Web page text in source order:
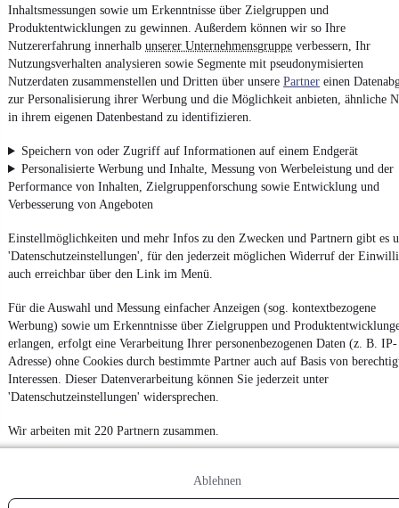
Inhaltsmessungen sowie um Erkenntnisse über Zielgruppen und
Produktentwicklungen zu gewinnen. Außerdem können wir so Ihre
Nutzererfahrung innerhalb unserer Unternehmensgruppe verbessern, Ihr
Nutzungsverhalten analysieren sowie Segmente mit pseudonymisierten
Nutzerdaten zusammenstellen und Dritten über unsere Partner einen
zur Personalisierung ihrer Werbung und die Möglichkeit anbieten, ähnliche
in ihrem eigenen Datenbestand zu identifizieren.
Speichern von oder Zugriff auf Informationen auf einem Endgerät
Personalisierte Werbung und Inhalte, Messung von Werbeleistung und der
Performance von Inhalten, Zielgruppenforschung sowie Entwicklung und
Verbesserung von Angeboten
Einstellmöglichkeiten und mehr Infos zu den Zwecken und Partnern gibt es
'Datenschutzeinstellungen', für den jederzeit möglichen Widerruf der
auch erreichbar über den Link im Menü.
Für die Auswahl und Messung einfacher Anzeigen (sog. kontextbezogene
Werbung) sowie um Erkenntnisse über Zielgruppen und
erlangen, erfolgt eine Verarbeitung Ihrer personenbezogenen Daten (z. B. IP-
Adresse) ohne Cookies durch bestimmte Partner auch auf Basis von
Interessen. Dieser Datenverarbeitung können Sie jederzeit unter
'Datenschutzeinstellungen' widersprechen.
Wir arbeiten mit 220 Partnern zusammen.
Ablehnen
Datenschutzeinstellungen
Erklärung zur Barrierefreiheit
Report Security Vulnerability (English)
Powered by
VonAuto verkaufenüberE-BikesundGebrauchtwagen:
Besuchemobile.de